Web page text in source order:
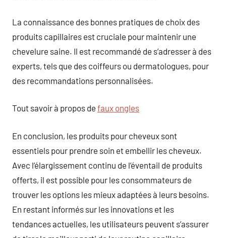
La connaissance des bonnes pratiques de choix des
produits capillaires est cruciale pour maintenir une
chevelure saine. Il est recommandé de s’adresser à des
experts, tels que des coiffeurs ou dermatologues, pour
des recommandations personnalisées.
Tout savoir à propos de faux ongles
En conclusion, les produits pour cheveux sont
essentiels pour prendre soin et embellir les cheveux.
Avec l’élargissement continu de l’éventail de produits
offerts, il est possible pour les consommateurs de
trouver les options les mieux adaptées à leurs besoins.
En restant informés sur les innovations et les
tendances actuelles, les utilisateurs peuvent s’assurer